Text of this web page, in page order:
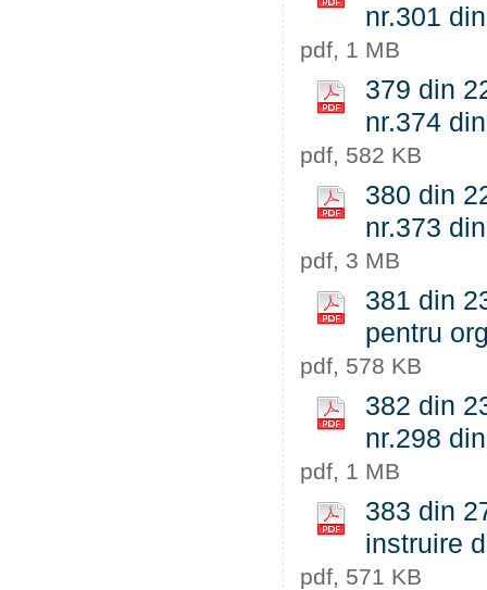
nr.301
pdf, 1 MB
379 din
nr.374
pdf, 582 KB
380 din
nr.373
pdf, 3 MB
381 din
pentru
pdf, 578 KB
382 din
nr.298
pdf, 1 MB
383 din
instruire
pdf, 571 KB